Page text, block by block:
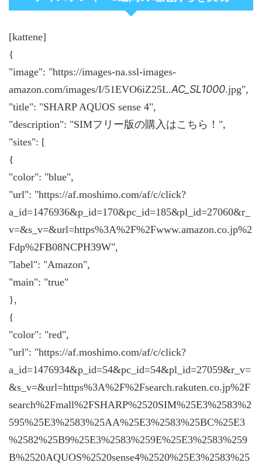
[kattene]
{
"image": "https://images-na.ssl-images-
amazon.com/images/I/51EVO6iZ25L.AC_SL1000.jpg",
"title": "SHARP AQUOS sense 4",
"description": "SIMフリー版の購入はこちら！",
"sites": [
{
"color": "blue",
"url": "https://af.moshimo.com/af/c/click?
a_id=1476936&p_id=170&pc_id=185&pl_id=27060&r_
v=&s_v=&url=https%3A%2F%2Fwww.amazon.co.jp%2
Fdp%2FB08NCPH39W",
"label": "Amazon",
"main": "true"
},
{
"color": "red",
"url": "https://af.moshimo.com/af/c/click?
a_id=1476934&p_id=54&pc_id=54&pl_id=27059&r_v=
&s_v=&url=https%3A%2F%2Fsearch.rakuten.co.jp%2F
search%2Fmall%2FSHARP%2520SIM%25E3%2583%2
595%25E3%2583%25AA%25E3%2583%25BC%25E3
%2582%25B9%25E3%2583%259E%25E3%2583%259
B%2520AQUOS%2520sense4%2520%25E3%2583%25